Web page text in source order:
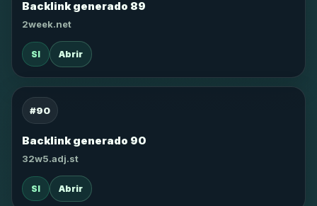
Backlink generado 89
2week.net
SI Abrir
#90
Backlink generado 90
32w5.adj.st
SI Abrir